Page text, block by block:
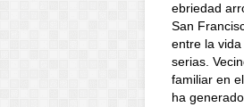
ebriedad
San
entre la
serias.
familiar en
ha